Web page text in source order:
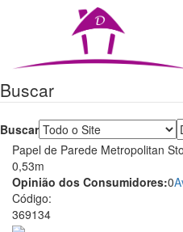
Decore
com
papel
é
pioneira
em
venda
Buscar
Buscar
Papel de Parede Metropolitan
0,53m
Opinião dos Consumidores:0
Código:
369134